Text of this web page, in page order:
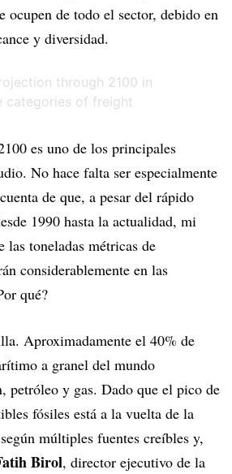
ocupen de todo el sector, debido en
y diversidad.
es uno de los principales
No hace falta ser especialmente
de que, a pesar del rápido
1990 hasta la actualidad, mi
las toneladas métricas de
considerablemente en las
qué?
Aproximadamente el 40% de
a granel del mundo
petróleo y gas. Dado que el pico de
fósiles está a la vuelta de la
múltiples fuentes creíbles y,
Birol, director ejecutivo de la